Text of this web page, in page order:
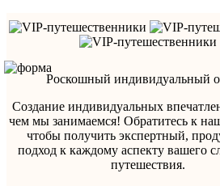
Роскошный индивидуальный
Создание индивидуальных
чем мы занимаемся! Обратитесь к
чтобы получить экспертный,
подход к каждому аспекту вашего
путешествия.